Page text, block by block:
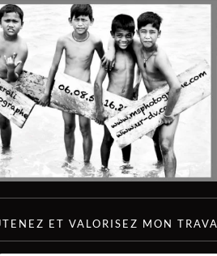
ET VALORISEZ MON